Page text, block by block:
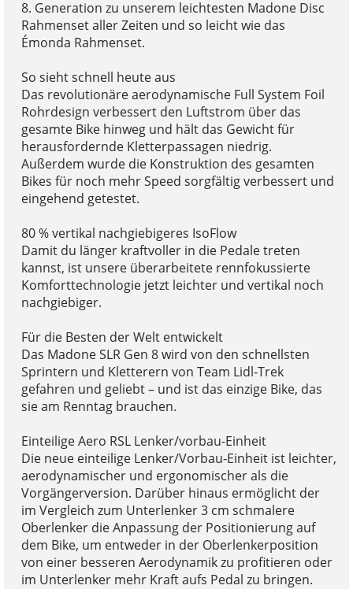
8. Generation zu unserem leichtesten Madone Disc
Rahmenset aller Zeiten und so leicht wie das
Émonda Rahmenset.
So sieht schnell heute aus
Das revolutionäre aerodynamische Full System Foil
Rohrdesign verbessert den Luftstrom über das
gesamte Bike hinweg und hält das Gewicht für
herausfordernde Kletterpassagen niedrig.
Außerdem wurde die Konstruktion des gesamten
Bikes für noch mehr Speed sorgfältig verbessert und
eingehend getestet.
80 % vertikal nachgiebigeres IsoFlow
Damit du länger kraftvoller in die Pedale treten
kannst, ist unsere überarbeitete rennfokussierte
Komforttechnologie jetzt leichter und vertikal noch
nachgiebiger.
Für die Besten der Welt entwickelt
Das Madone SLR Gen 8 wird von den schnellsten
Sprintern und Kletterern von Team Lidl-Trek
gefahren und geliebt – und ist das einzige Bike, das
sie am Renntag brauchen.
Einteilige Aero RSL Lenker/vorbau-Einheit
Die neue einteilige Lenker/Vorbau-Einheit ist leichter,
aerodynamischer und ergonomischer als die
Vorgängerversion. Darüber hinaus ermöglicht der
im Vergleich zum Unterlenker 3 cm schmalere
Oberlenker die Anpassung der Positionierung auf
dem Bike, um entweder in der Oberlenkerposition
von einer besseren Aerodynamik zu profitieren oder
im Unterlenker mehr Kraft aufs Pedal zu bringen.